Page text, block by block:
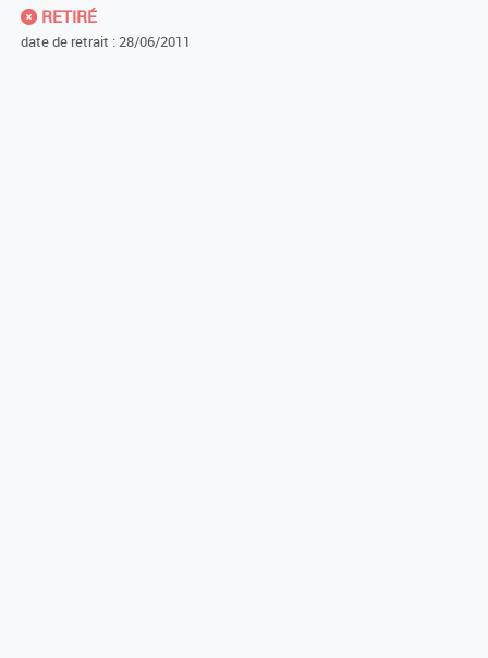
RETIRÉ
date de retrait : 28/06/2011